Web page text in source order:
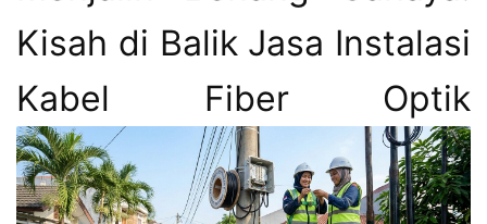
Kisah di Balik Jasa Instalasi
Kabel Fiber Optik